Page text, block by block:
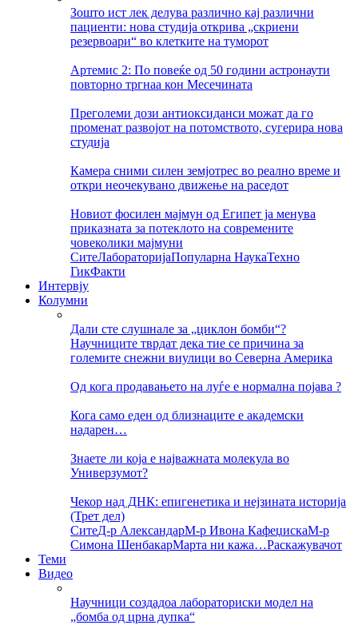
Зошто ист лек делува различно кај различни
пациенти: нова студија открива „скриени
резервоари“ во клетките на туморот
Артемис 2: По повеќе од 50 години астронаути
повторно тргнаа кон Месечината
Преголеми дози антиоксиданси можат да го
променат развојот на потомството, сугерира нова
студија
Камера сними силен земјотрес во реално време и
откри неочекувано движење на раседот
Новиот фосилен мајмун од Египет ја менува
приказната за потеклото на современите
човеколики мајмуни
СитеЛабораторијаПопуларна НаукаТехно
ГикФакти
Интервју
Колумни
Дали сте слушнале за „циклон бомби“?
Научниците тврдат дека тие се причина за
големите снежни виулици во Северна Америка
Од кога продавањето на луѓе е нормална појава ?
Кога само еден од близнаците е академски
надарен…
Знаете ли која е најважната молекула во
Универзумот?
Чекор над ДНК: епигенетика и нејзината историја
(Трет дел)
СитеД-р АлександарМ-р Ивона КафеџискаМ-р
Симона ШенбакарМарта ни кажа…Раскажувачот
Теми
Видео
Научници создадоа лабораториски модел на
„бомба од црна дупка“